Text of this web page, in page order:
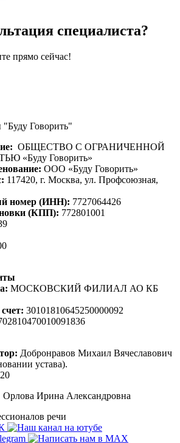
специалиста?
прямо сейчас!
Говорить"
ОБЩЕСТВО С ОГРАНИЧЕННОЙ
«Буду Говорить»
ООО «Буду Говорить»
117420, г. Москва, ул. Профсоюзная,
номер (ИНН): 7727064426
(КПП): 772801001
МОСКОВСКИЙ ФИЛИАЛ АО КБ
30101810645250000092
Добронравов Михаил Вячеславович
устава).
Орлова Ирина Александровна